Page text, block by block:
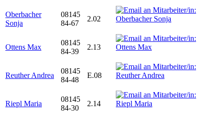
Oberbacher
Sonja
08145
84-67
2.02
Ottens Max
08145
84-39
2.13
Reuther Andrea
08145
84-48
E.08
Riepl Maria
08145
84-30
2.14